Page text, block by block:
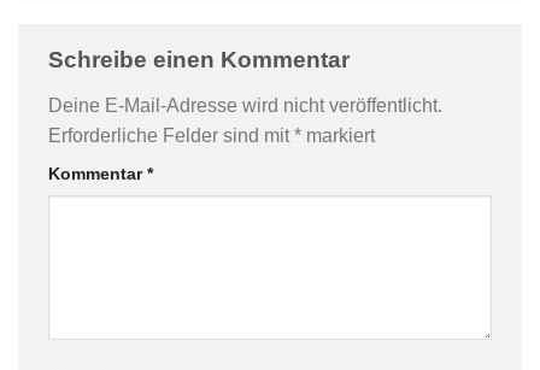
Schreibe einen Kommentar
Deine E-Mail-Adresse wird nicht veröffentlicht.
Erforderliche Felder sind mit* markiert
Kommentar*